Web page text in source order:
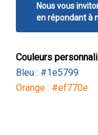
Nous vous
en répondant à
Couleurs
Bleu : #1e5799
Orange : #ef770e